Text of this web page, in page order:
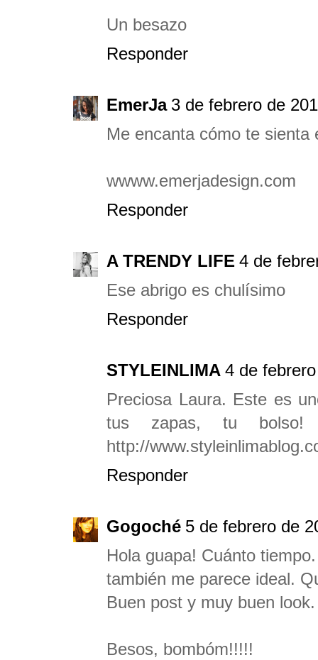
Un besazo
Responder
EmerJa 3 de febrero de
Me encanta cómo te sienta
wwww.emerjadesign.com
Responder
A TRENDY LIFE 4 de
Ese abrigo es chulísimo
Responder
STYLEINLIMA 4 de
Preciosa Laura. Este es
tus zapas, tu bolso!
http://
Responder
Gogoché 5 de febrero de
Hola guapa! Cuánto
también me parece ideal.
Buen post y muy buen look.
Besos, bombóm!!!!!